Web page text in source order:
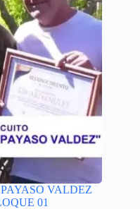
VALDEZ
01